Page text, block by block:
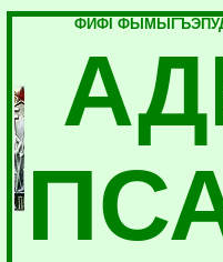
ФИФI